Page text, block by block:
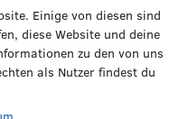
BMW
Mercedes Benz
AMG
Audi
Einige von diesen sind
diese Website und deine
zu den von uns
als Nutzer findest du